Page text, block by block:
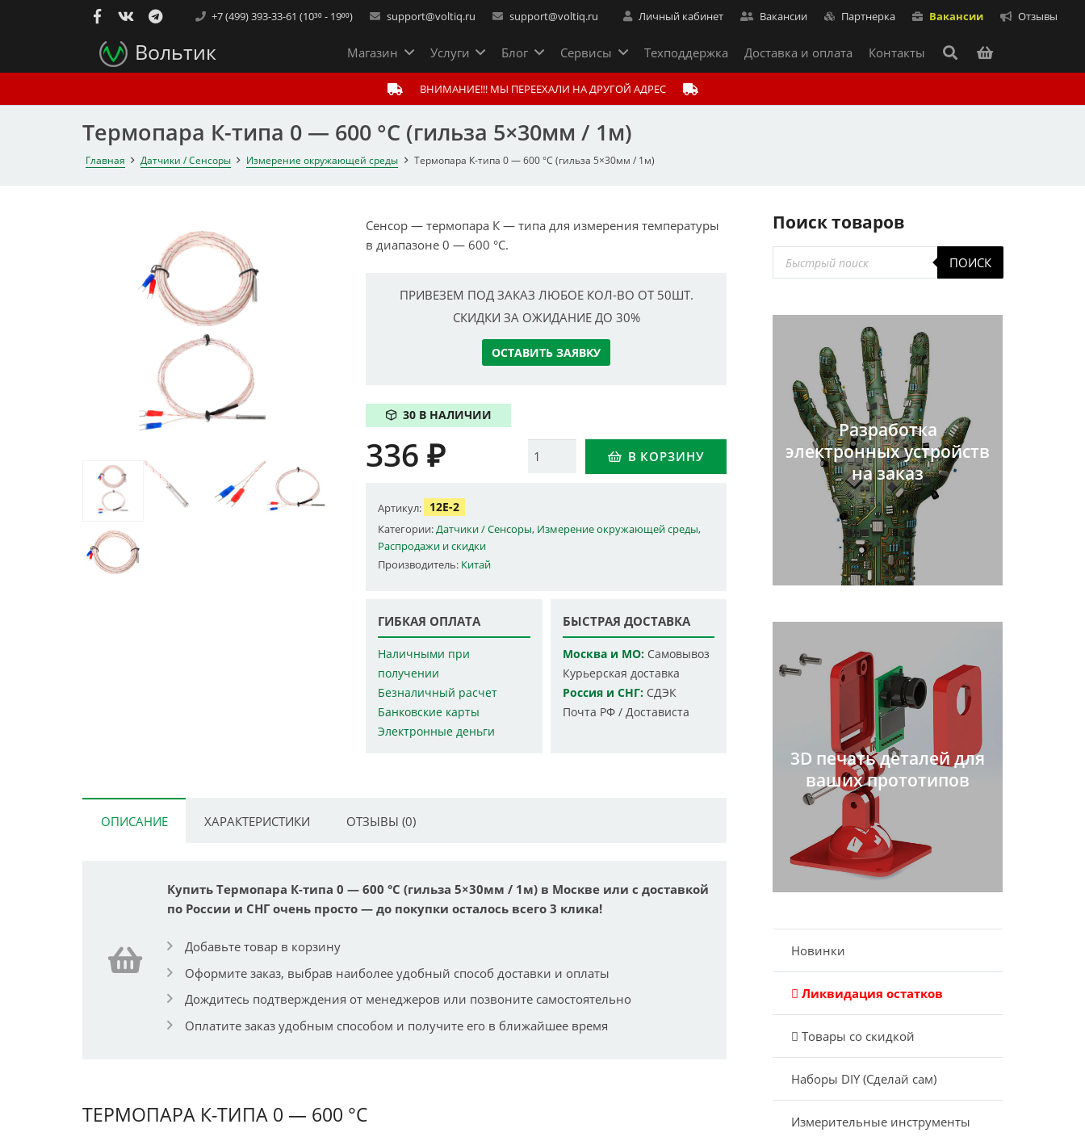
+7 (499) 393-33-61 (10³⁰ - 19⁰⁰) support@voltiq.ru support@voltiq.ru Личный кабинет Вакансии Партнерка Вакансии Отзывы
Вольтик Магазин Услуги Блог Сервисы Техподдержка Доставка и оплата Контакты
ВНИМАНИЕ!!! МЫ ПЕРЕЕХАЛИ НА ДРУГОЙ АДРЕС
Термопара К-типа 0 — 600 °C (гильза 5×30мм / 1м)
Главная Датчики / Сенсоры Измерение окружающей среды Термопара К-типа 0 — 600 °C (гильза 5×30мм / 1м)
Сенсор — термопара К — типа для измерения температуры
в диапазоне 0 — 600 °C.
ПРИВЕЗЕМ ПОД ЗАКАЗ ЛЮБОЕ КОЛ-ВО ОТ 50ШТ.
СКИДКИ ЗА ОЖИДАНИЕ ДО 30%
ОСТАВИТЬ ЗАЯВКУ
30 В НАЛИЧИИ
Количество В КОРЗИНУ
336₽
Артикул: 12E-2
Категории:Датчики / Сенсоры, Измерение окружающей среды,
Распродажи и скидки
Производитель: Китай
ГИБКАЯ ОПЛАТА
Наличными при
получении
Безналичный расчет
Банковские карты
Электронные деньги
БЫСТРАЯ ДОСТАВКА
Москва и МО:Самовывоз
Курьерская доставка
Россия и СНГ:СДЭК
Почта РФ / Достависта
ОПИСАНИЕ ХАРАКТЕРИСТИКИ ОТЗЫВЫ (0)
Купить Термопара К-типа 0 — 600 °C (гильза 5×30мм / 1м) в Москве или с доставкой
по России и СНГ очень просто — до покупки осталось всего 3 клика!
Добавьте товар в корзину
Оформите заказ, выбрав наиболее удобный способ доставки и оплаты
Дождитесь подтверждения от менеджеров или позвоните самостоятельно
Оплатите заказ удобным способом и получите его в ближайшее время
ТЕРМОПАРА К-ТИПА 0 — 600 °C
Поиск товаров
Поиск
товаров
ПОИСК
Разработка
электронных устройств
на заказ
3D печать деталей для
ваших прототипов
Новинки
Ликвидация остатков
Товары со скидкой
Наборы DIY (Сделай сам)
Измерительные инструменты